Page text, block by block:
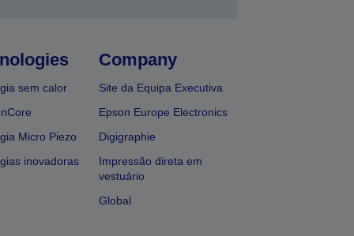
sem calor
Micro Piezo
inovadoras
Company
Site da Equipa Executiva
Epson Europe Electronics
Digigraphie
Impressão direta em
vestuário
Global